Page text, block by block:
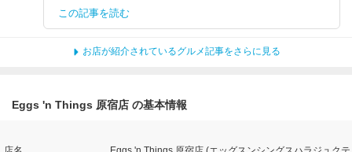
この記事を読む
お店が紹介されているグルメ記事をさらに見る
Eggs 'n Things 原宿店 の基本情報